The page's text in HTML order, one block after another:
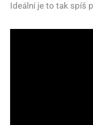
Ideální je to tak spíš